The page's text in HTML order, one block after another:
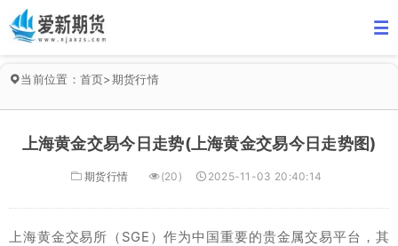
当前位置： 首页>期货行情
上海黄金交易今日走势(上海黄金交易今日走势图)
期货行情 (20) 2025-11-03 20:40:14
上海黄金交易所（SGE）作为中国重要的贵金属交易平台，其